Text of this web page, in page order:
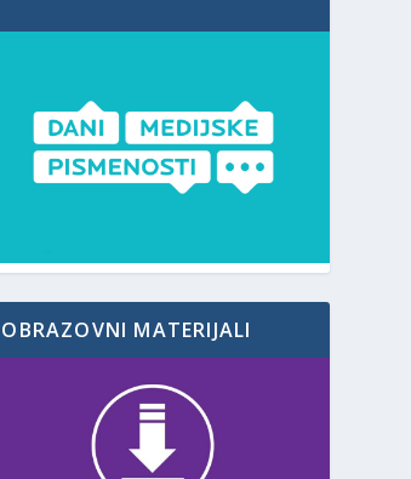
OBRAZOVNI MATERIJALI